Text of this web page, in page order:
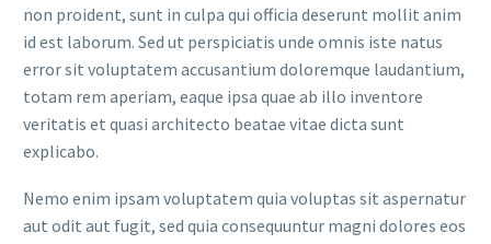
non proident, sunt in culpa qui officia deserunt mollit anim
id est laborum. Sed ut perspiciatis unde omnis iste natus
error sit voluptatem accusantium doloremque laudantium,
totam rem aperiam, eaque ipsa quae ab illo inventore
veritatis et quasi architecto beatae vitae dicta sunt
explicabo.
Nemo enim ipsam voluptatem quia voluptas sit aspernatur
aut odit aut fugit, sed quia consequuntur magni dolores eos